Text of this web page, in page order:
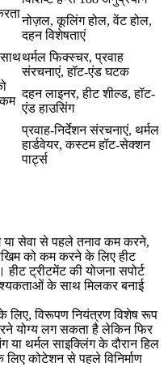
नोज़ल, कूलिंग होल, वेंट होल,
दहन विशेषताएं
थर्मल फिक्स्चर, प्रवाह
संरचनाएं, हॉट-एंड घटक
दहन लाइनर, हीट शील्ड, हॉट-
एंड हाउसिंग
प्रवाह-निर्देशन संरचनाएं, थर्मल
हार्डवेयर, कस्टम हॉट-सेक्शन
पार्ट्स
या सेवा से पहले तनाव कम करने,
को कम करने के लिएहीट
ट्रीटमेंट की योजना सपोर्ट
के साथ मिलकर बनाई
लिए, विरूपण नियंत्रण विशेष रूप
योग्य लग सकता है लेकिन फिर
या थर्मल साइक्लिंग के दौरान हिल
कोटेशन से पहले विनिर्माण